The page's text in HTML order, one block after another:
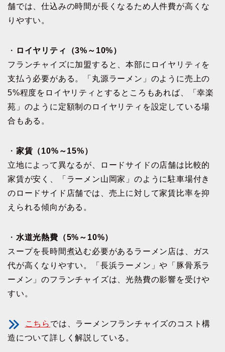
舗では、仕込みの時間が長くなるため人件費が高くな
りやすい。
・ ロイヤリティ（3%～10%）
フランチャイズに加盟すると、本部にロイヤリティを
支払う必要がある。「丸源ラーメン」のように売上の
5%程度をロイヤリティとするところもあれば、「幸楽
苑」のように定額制のロイヤリティを設定している場
合もある。
・ 家賃（10%～15%）
立地によって異なるが、ロードサイドの店舗は比較的
家賃が安く、「ラーメン山岡家」のように駐車場付き
のロードサイド店舗では、売上に対して家賃比率を抑
えられる傾向がある。
・ 水道光熱費（5%～10%）
スープを長時間煮込む必要があるラーメン店は、ガス
代が高くなりやすい。「長浜ラーメン」や「豚骨系ラ
ーメン」のフランチャイズは、光熱費の影響を受けや
すい。
こちら では、ラーメンフランチャイズのコスト構
造について詳しく解説している。